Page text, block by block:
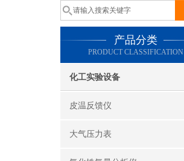
产品分类
PRODUCT CLASSIFICATION
化工实验设备
皮温反馈仪
大气压力表